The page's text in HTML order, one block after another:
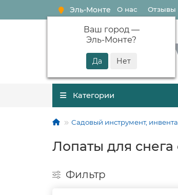
Эль-Монте
Ваш город —
Эль-Монте?
О нас Отзывы
Категории
Садовый инструмент,
Лопаты для снега
Фильтр